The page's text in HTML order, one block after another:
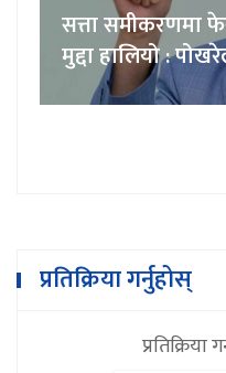
सत्ता समीकरणमा
मुद्दा हालियो :
प्रतिक्रिया गर्नुहोस्
प्रतिक्रिया